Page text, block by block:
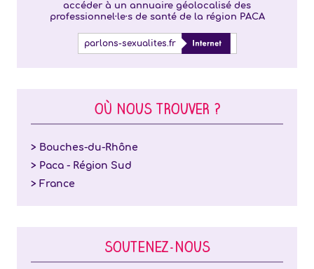
accéder à un annuaire géolocalisé des
professionnel·le·s de santé de la région PACA
parlons-sexualites.fr
OÙ NOUS TROUVER ?
> Bouches-du-Rhône
> Paca - Région Sud
> France
SOUTENEZ-NOUS